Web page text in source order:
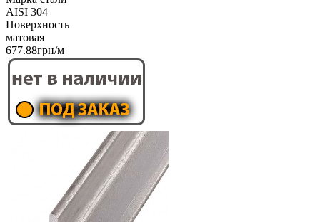
AISI 304
Поверхность
матовая
677.88грн/м